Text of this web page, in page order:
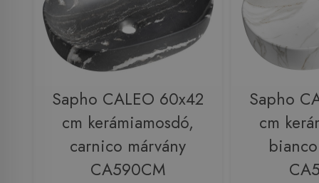
Sapho CALEO 60x42
cm kerámiamosdó,
carnico márvány
CA590CM
Sapho
cm